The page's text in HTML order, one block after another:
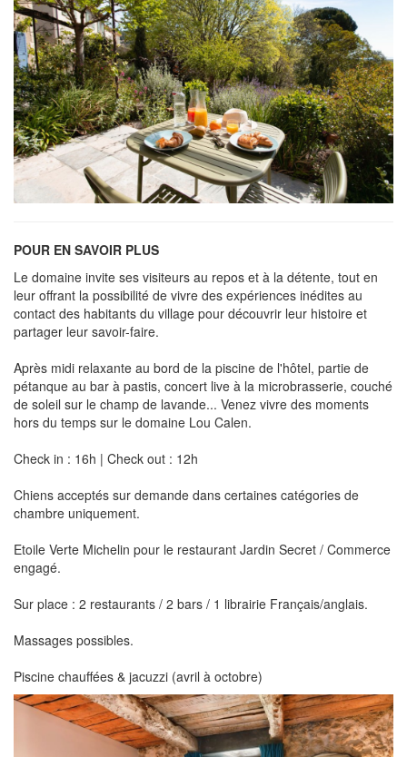
POUR EN SAVOIR PLUS
Le domaine invite ses visiteurs au repos et à la détente, tout en
leur offrant la possibilité de vivre des expériences inédites au
contact des habitants du village pour découvrir leur histoire et
partager leur savoir-faire.
Après midi relaxante au bord de la piscine de l'hôtel, partie de
pétanque au bar à pastis, concert live à la microbrasserie, couché
de soleil sur le champ de lavande... Venez vivre des moments
hors du temps sur le domaine Lou Calen.
Check in : 16h | Check out : 12h
Chiens acceptés sur demande dans certaines catégories de
chambre uniquement.
Etoile Verte Michelin pour le restaurant Jardin Secret / Commerce
engagé.
Sur place : 2 restaurants / 2 bars / 1 librairie Français/anglais.
Massages possibles.
Piscine chauffées & jacuzzi (avril à octobre)